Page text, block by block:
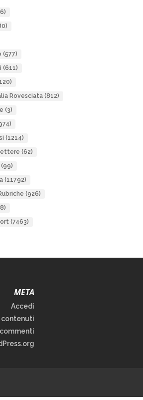
(577)
(611)
Rovesciata(812)
(3)
(1214)
(62)
(99)
(11792)
(926)
(7463)
META
Accedi
contenuti